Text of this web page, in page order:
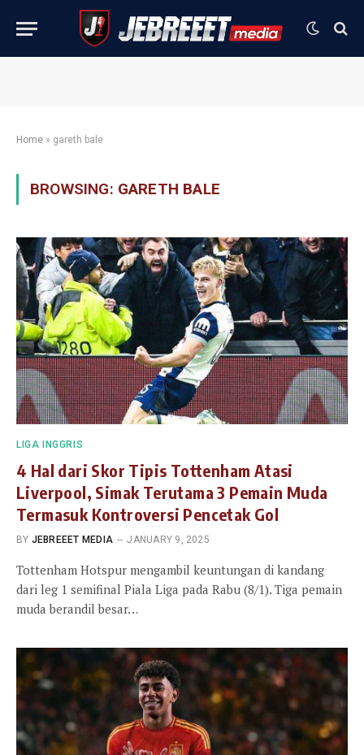
Home » gareth bale
BROWSING: GARETH BALE
LIGA INGGRIS
4 Hal dari Skor Tipis Tottenham Atasi
Liverpool, Simak Terutama 3 Pemain Muda
Termasuk Kontroversi Pencetak Gol
BY JEBREEET MEDIA JANUARY 9, 2025
Tottenham Hotspur mengambil keuntungan di kandang
dari leg 1 semifinal Piala Liga pada Rabu (8/1). Tiga pemain
muda berandil besar…